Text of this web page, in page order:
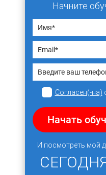
Начните
Согласен(-на)
Начать
И посмотреть мой